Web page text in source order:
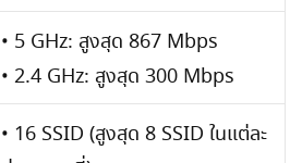
• 5 GHz: สูงสุด 867 Mbps
• 2.4 GHz: สูงสุด 300 Mbps
• 16 SSID (สูงสุด 8 SSID ในแต่ละ